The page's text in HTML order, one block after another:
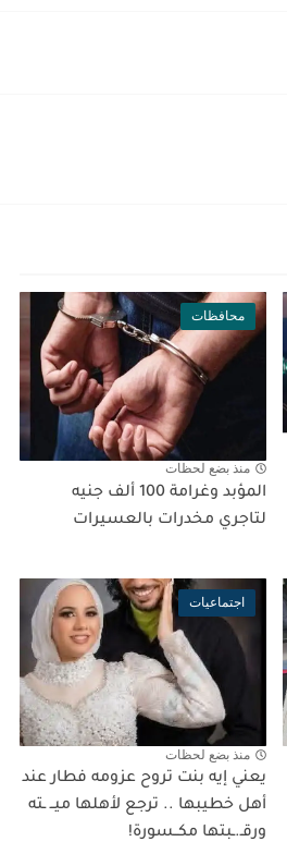
محافظات
منذ بضع لحظات
المؤبد وغرامة 100 ألف جنيه
لتاجري مخدرات بالعسيرات
اجتماعيات
منذ بضع لحظات
يعني إيه بنت تروح عزومه فطار عند
أهل خطيبها .. ترجع لأهلها ميــ ـته
ورقـ.ـبتها مكــسورة!